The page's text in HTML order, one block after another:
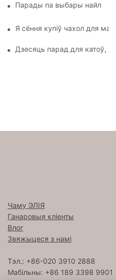
Парады па выбары
Я сёння купіў чахол для
Дзесяць парад для катоў,
Чаму ЭЛІЯ
Ганаровыя кліенты
Влог
Звяжыцеся з намі
Тэл.: +86-020 3910 2888
Мабільны: +86 189 3398 9901